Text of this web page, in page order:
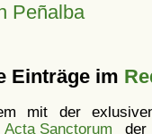
Peñalba
Einträge im
mit der
Acta Sanctorum der